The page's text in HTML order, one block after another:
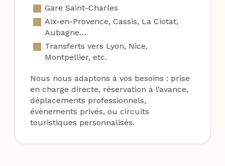
Gare Saint-Charles
Aix-en-Provence, Cassis, La Ciotat,
Aubagne…
Transferts vers Lyon, Nice,
Montpellier, etc.
Nous nous adaptons à vos besoins : prise
en charge directe, réservation à l’avance,
déplacements professionnels,
évènements privés, ou circuits
touristiques personnalisés.